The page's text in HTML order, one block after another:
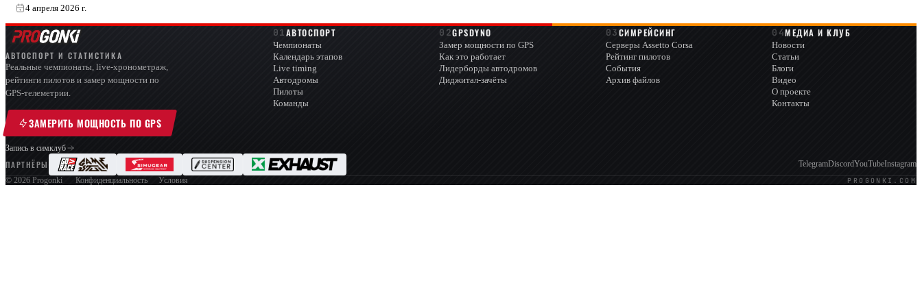
4 апреля 2026 г.
АВТОСПОРТ И СТАТИСТИКА
Реальные чемпионаты, live-хронометраж,
рейтинги пилотов и замер мощности по
GPS-телеметрии.
ЗАМЕРИТЬ МОЩНОСТЬ ПО GPS
Запись в симклуб
АВТОСПОРТ
Чемпионаты
Календарь этапов
Live timing
Автодромы
Пилоты
Команды
GPSDYNO
Замер мощности по GPS
Как это работает
Лидерборды автодромов
Диджитал-зачёты
СИМРЕЙСИНГ
Серверы Assetto Corsa
Рейтинг пилотов
События
Архив файлов
МЕДИА И КЛУБ
Новости
Статьи
Блоги
Видео
О проекте
Контакты
ПАРТНЁРЫ TelegramDiscordYouTubeInstagram
© 2026 Progonki Конфиденциальность Условия PROGONKI.COM